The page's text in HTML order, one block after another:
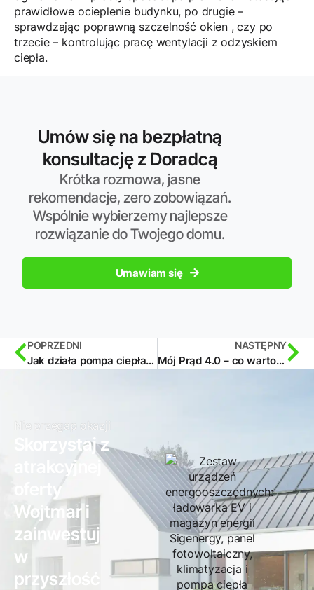
prawidłowe ocieplenie budynku, po drugie –
sprawdzając poprawną szczelność okien , czy po
trzecie – kontrolując pracę wentylacji z odzyskiem
ciepła.
Umów się na bezpłatną
konsultację z Doradcą
Krótka rozmowa, jasne
rekomendacje, zero zobowiązań.
Wspólnie wybierzemy najlepsze
rozwiązanie do Twojego domu.
Umawiam się
POPRZEDNI
Jak działa pompa ciepła powietrze – woda?
NASTĘPNY
Mój Prąd 4.0 – co warto wiedzieć o dofinansowaniu?
Nie przegap okazji
Skorzystaj z
atrakcyjnej
oferty
Wojtmar i
zainwestuj
w
przyszłość